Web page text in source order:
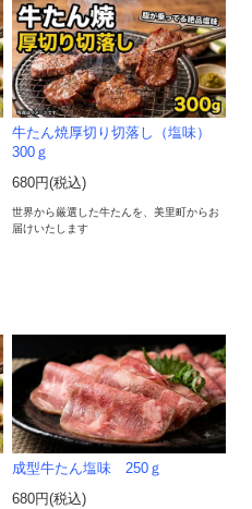
牛たん焼厚切り切落し（塩味）
300ｇ
680円(税込)
世界から厳選した牛たんを、美里町からお
届けいたします
成型牛たん塩味 250ｇ
680円(税込)